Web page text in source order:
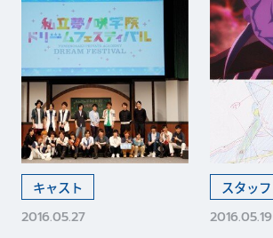
キャスト
2016.05.27
スタッフ
2016.05.19